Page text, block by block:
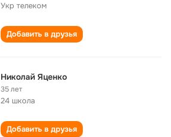
Укр телеком
Добавить в друзья
Николай Яценко
35 лет
24 школа
Добавить в друзья